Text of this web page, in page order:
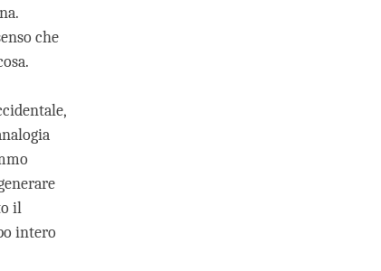
che
il
intero